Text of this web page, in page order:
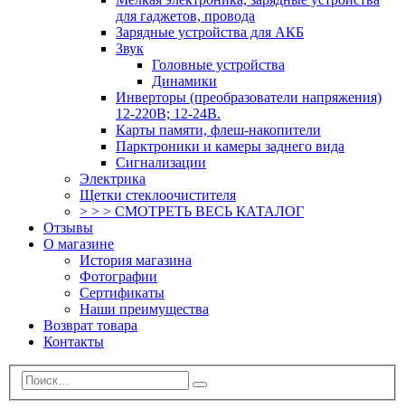
для гаджетов, провода
Зарядные устройства для АКБ
Звук
Головные устройства
Динамики
Инверторы (преобразователи напряжения)
12-220В; 12-24В.
Карты памяти, флеш-накопители
Парктроники и камеры заднего вида
Сигнализации
Электрика
Щетки стеклоочистителя
> > > СМОТРЕТЬ ВЕСЬ КАТАЛОГ
Отзывы
О магазине
История магазина
Фотографии
Сертификаты
Наши преимущества
Возврат товара
Контакты